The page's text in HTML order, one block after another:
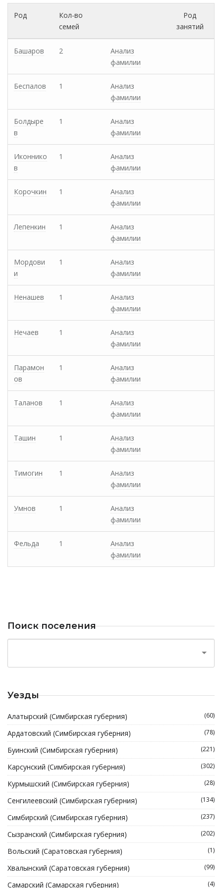
Род
Кол-во
семей
Род
занятий
Башаров 2
Анализ
фамилии
Беспалов 1
Анализ
фамилии
Болдыре
в
1
Анализ
фамилии
Иконнико
в
1
Анализ
фамилии
Корочкин 1
Анализ
фамилии
Лепенкин 1
Анализ
фамилии
Мордови
и
1
Анализ
фамилии
Ненашев 1
Анализ
фамилии
Нечаев 1
Анализ
фамилии
Парамон
ов
1
Анализ
фамилии
Таланов 1
Анализ
фамилии
Ташин 1
Анализ
фамилии
Тимогин 1
Анализ
фамилии
Умнов 1
Анализ
фамилии
Фельда 1
Анализ
фамилии
Поиск поселения
Уезды
Алатырский (Симбирская губерния) (60)
Ардатовский (Симбирская губерния) (78)
Буинский (Симбирская губерния) (221)
Карсунский (Симбирская губерния) (302)
Курмышский (Симбирская губерния) (28)
Сенгилеевский (Симбирская губерния) (134)
Симбирский (Симбирская губерния) (237)
Сызранский (Симбирская губерния) (202)
Вольский (Саратовская губерния) (1)
Хвалынский (Саратовская губерния) (99)
Самарский (Самарская губерния) (4)